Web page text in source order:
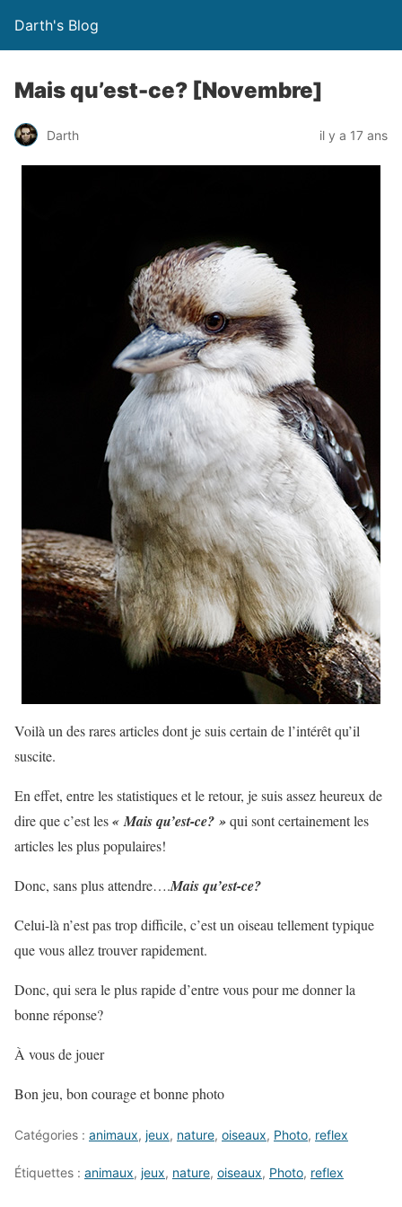
Darth's Blog
Mais qu’est-ce? [Novembre]
Darth il y a 17 ans
Voilà un des rares articles dont je suis certain de l’intérêt qu’il
suscite.
En effet, entre les statistiques et le retour, je suis assez heureux de
dire que c’est les« Mais qu’est-ce? »qui sont certainement les
articles les plus populaires!
Donc, sans plus attendre….Mais qu’est-ce?
Celui-là n’est pas trop difficile, c’est un oiseau tellement typique
que vous allez trouver rapidement.
Donc, qui sera le plus rapide d’entre vous pour me donner la
bonne réponse?
À vous de jouer
Bon jeu, bon courage et bonne photo
Catégories : animaux, jeux, nature, oiseaux, Photo, reflex
Étiquettes : animaux, jeux, nature, oiseaux, Photo, reflex